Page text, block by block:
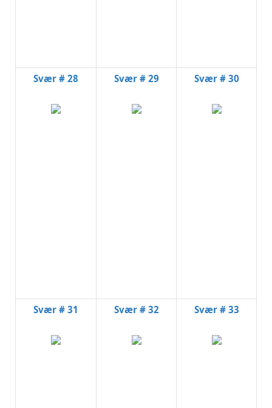
Svær # 28 Svær # 29 Svær # 30
Svær # 31 Svær # 32 Svær # 33